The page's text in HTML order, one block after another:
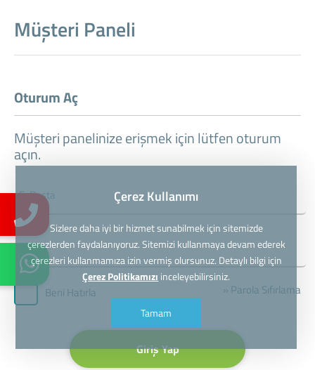
Müşteri Paneli
Oturum Aç
Müşteri panelinize erişmek için lütfen oturum
açın.
Beni Hatırla » Parola Sıfırlama
Giriş Yap
Çerez Kullanımı
Sizlere daha iyi bir hizmet sunabilmek için sitemizde
çerezlerden faydalanıyoruz. Sitemizi kullanmaya devam ederek
çerezleri kullanmamıza izin vermiş olursunuz. Detaylı bilgi için
Çerez Politikamızı inceleyebilirsiniz.
Tamam